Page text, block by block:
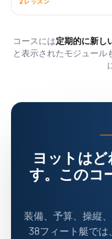
コースには定期的に新し
と表示されたモジュール
ヨットはど
す。このコ
装備、予算、操縦
38フィート艇で